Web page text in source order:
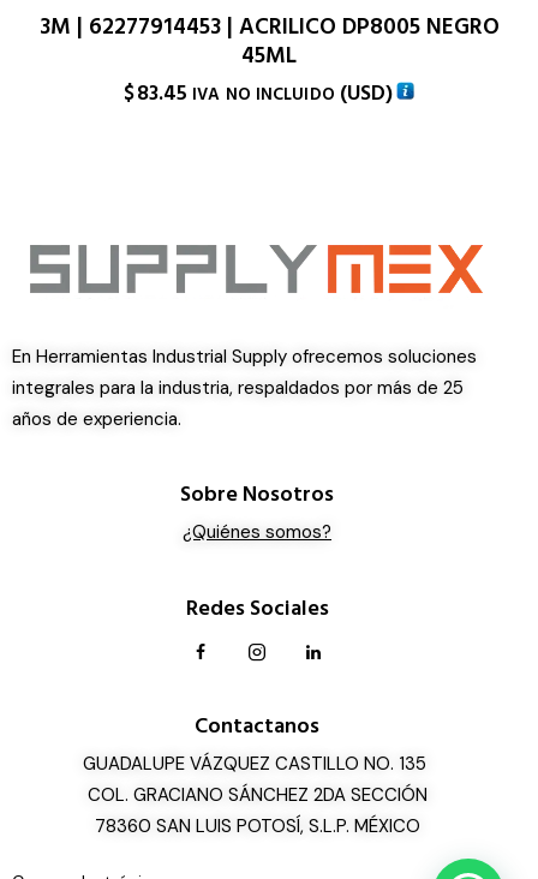
3M | 62277914453 | ACRILICO DP8005 NEGRO
45ML
$83.45 IVA NO INCLUIDO (USD)
En Herramientas Industrial Supply ofrecemos soluciones
integrales para la industria, respaldados por más de 25
años de experiencia.
Sobre Nosotros
¿Quiénes somos?
Redes Sociales
Contactanos
GUADALUPE VÁZQUEZ CASTILLO NO. 135
COL. GRACIANO SÁNCHEZ 2DA SECCIÓN
78360 SAN LUIS POTOSÍ, S.L.P. MÉXICO